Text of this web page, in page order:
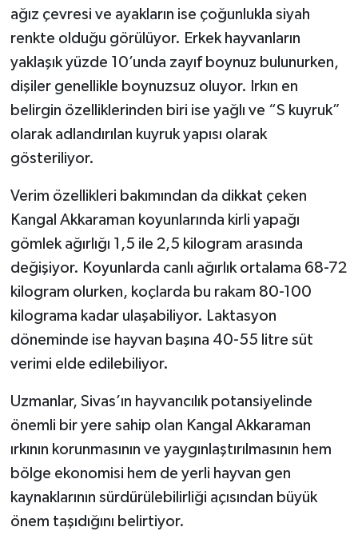
ağız çevresi ve ayakların ise çoğunlukla siyah
renkte olduğu görülüyor. Erkek hayvanların
yaklaşık yüzde 10’unda zayıf boynuz bulunurken,
dişiler genellikle boynuzsuz oluyor. Irkın en
belirgin özelliklerinden biri ise yağlı ve “S kuyruk”
olarak adlandırılan kuyruk yapısı olarak
gösteriliyor.
Verim özellikleri bakımından da dikkat çeken
Kangal Akkaraman koyunlarında kirli yapağı
gömlek ağırlığı 1,5 ile 2,5 kilogram arasında
değişiyor. Koyunlarda canlı ağırlık ortalama 68-72
kilogram olurken, koçlarda bu rakam 80-100
kilograma kadar ulaşabiliyor. Laktasyon
döneminde ise hayvan başına 40-55 litre süt
verimi elde edilebiliyor.
Uzmanlar, Sivas’ın hayvancılık potansiyelinde
önemli bir yere sahip olan Kangal Akkaraman
ırkının korunmasının ve yaygınlaştırılmasının hem
bölge ekonomisi hem de yerli hayvan gen
kaynaklarının sürdürülebilirliği açısından büyük
önem taşıdığını belirtiyor.